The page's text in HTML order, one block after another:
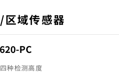
区域传感器
PC
种检测高度